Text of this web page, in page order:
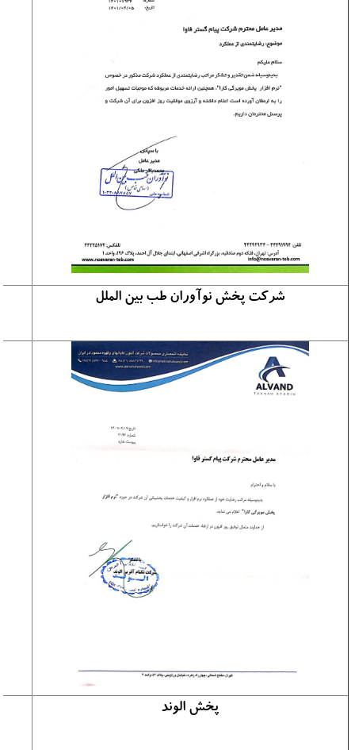
شرکت پخش نوآوران طب بین الملل
پخش الوند